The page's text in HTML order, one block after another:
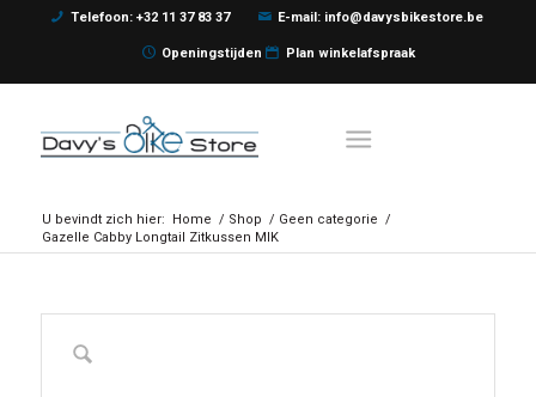
Telefoon: +32 11 37 83 37 E-mail: info@davysbikestore.be
Openingstijden Plan winkelafspraak
U bevindt zich hier: Home / Shop / Geen categorie /
Gazelle Cabby Longtail Zitkussen MIK